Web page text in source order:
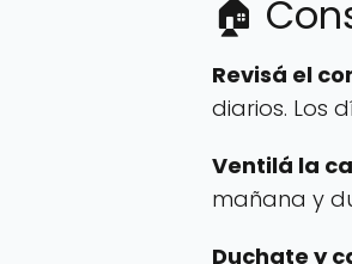
🏠
Revisá el
diarios. Los
Ventilá la
mañana y
Duchate y